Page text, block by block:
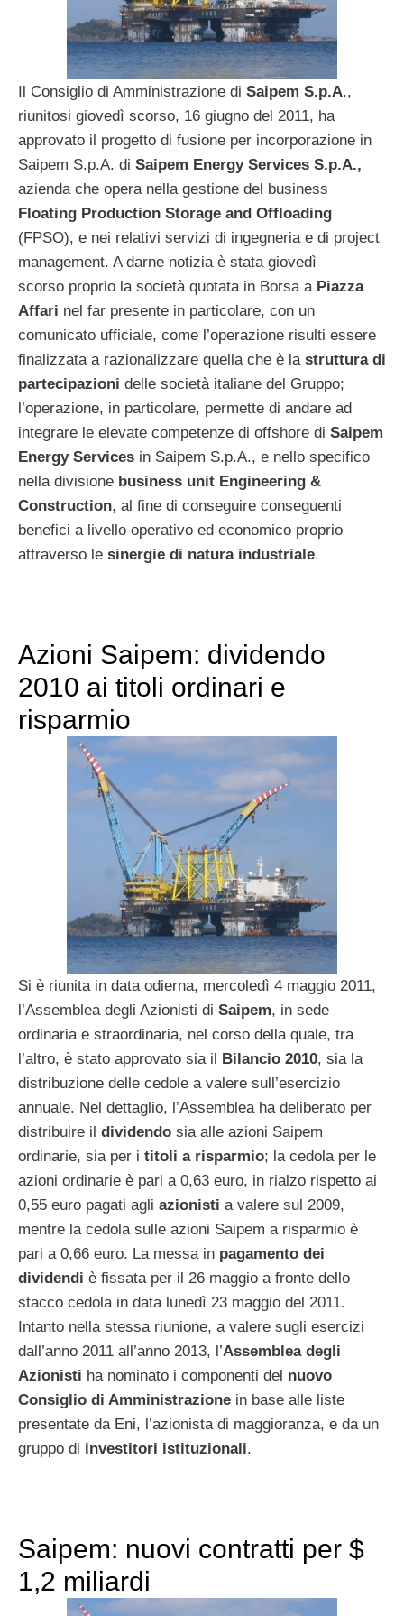
Il Consiglio di Amministrazione di Saipem S.p.A.,
riunitosi giovedì scorso, 16 giugno del 2011, ha
approvato il progetto di fusione per incorporazione in
Saipem S.p.A. di Saipem Energy Services S.p.A.,
azienda che opera nella gestione del business
Floating Production Storage and Offloading
(FPSO), e nei relativi servizi di ingegneria e di project
management. A darne notizia è stata giovedì
scorso proprio la società quotata in Borsa a Piazza
Affari nel far presente in particolare, con un
comunicato ufficiale, come l’operazione risulti essere
finalizzata a razionalizzare quella che è la struttura di
partecipazioni delle società italiane del Gruppo;
l’operazione, in particolare, permette di andare ad
integrare le elevate competenze di offshore di Saipem
Energy Services in Saipem S.p.A., e nello specifico
nella divisione business unit Engineering &
Construction, al fine di conseguire conseguenti
benefici a livello operativo ed economico proprio
attraverso le sinergie di natura industriale.
Azioni Saipem: dividendo
2010 ai titoli ordinari e
risparmio
Si è riunita in data odierna, mercoledì 4 maggio 2011,
l’Assemblea degli Azionisti di Saipem, in sede
ordinaria e straordinaria, nel corso della quale, tra
l’altro, è stato approvato sia il Bilancio 2010, sia la
distribuzione delle cedole a valere sull’esercizio
annuale. Nel dettaglio, l’Assemblea ha deliberato per
distribuire il dividendo sia alle azioni Saipem
ordinarie, sia per i titoli a risparmio; la cedola per le
azioni ordinarie è pari a 0,63 euro, in rialzo rispetto ai
0,55 euro pagati agli azionisti a valere sul 2009,
mentre la cedola sulle azioni Saipem a risparmio è
pari a 0,66 euro. La messa in pagamento dei
dividendi è fissata per il 26 maggio a fronte dello
stacco cedola in data lunedì 23 maggio del 2011.
Intanto nella stessa riunione, a valere sugli esercizi
dall’anno 2011 all’anno 2013, l’Assemblea degli
Azionisti ha nominato i componenti del nuovo
Consiglio di Amministrazione in base alle liste
presentate da Eni, l’azionista di maggioranza, e da un
gruppo di investitori istituzionali.
Saipem: nuovi contratti per $
1,2 miliardi